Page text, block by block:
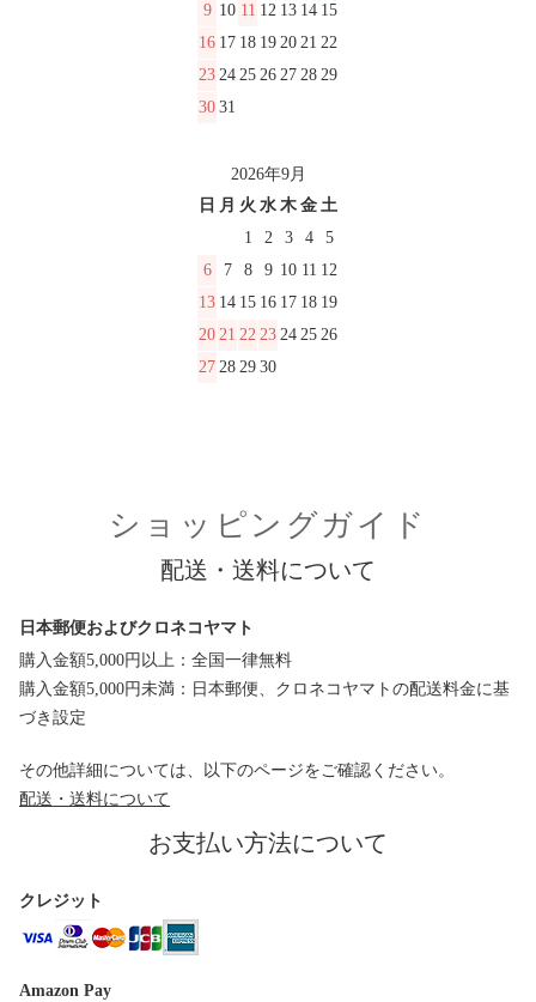
9 10 11 12 13 14 15
16 17 18 19 20 21 22
23 24 25 26 27 28 29
30 31
2026年9月
日 月 火 水 木 金 土
1
2 3 4
5
6
7 8 9 10 11 12
13 14 15 16 17 18 19
20 21 22 23 24 25 26
27 28 29 30
ショッピングガイド
配送・送料について
日本郵便およびクロネコヤマト
購入金額5,000円以上：全国一律無料
購入金額5,000円未満：日本郵便、クロネコヤマトの配送料金に基
づき設定
その他詳細については、以下のページをご確認ください。
配送・送料について
お支払い方法について
クレジット
Amazon Pay